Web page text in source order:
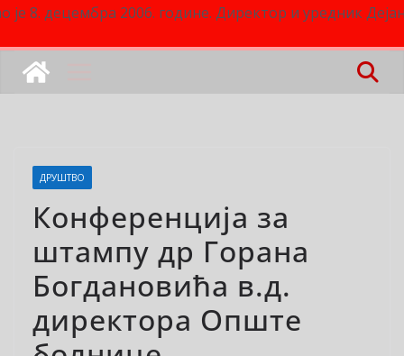
је 8. децембра 2006. године. Директор и уредник
ДРУШТВО
Конференција за
штампу др Горана
Богдановића в.д.
директора Опште